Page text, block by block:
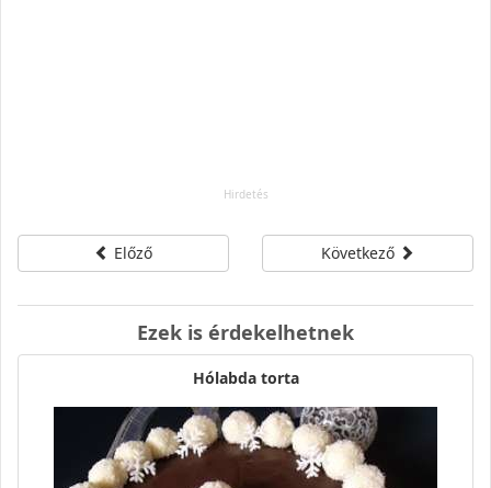
Előző Következő
Ezek is érdekelhetnek
Hólabda torta